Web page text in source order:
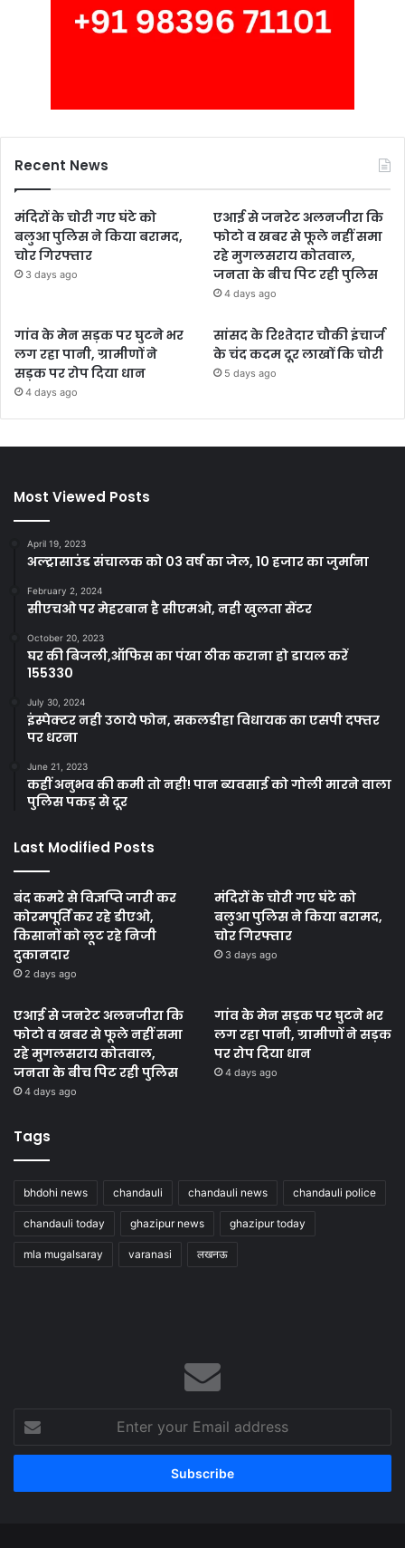
Recent News
मंदिरों के चोरी गए घंटे को
बलुआ पुलिस ने किया बरामद,
चोर गिरफ्तार
3 days ago
एआई से जनरेट अलनजीरा कि
फोटो व खबर से फूले नहीं समा
रहे मुगलसराय कोतवाल,
जनता के बीच पिट रही पुलिस
4 days ago
गांव के मेन सड़क पर घुटने भर
लग रहा पानी, ग्रामीणों ने
सड़क पर रोप दिया धान
4 days ago
सांसद के रिश्तेदार चौकी इंचार्ज
के चंद कदम दूर लाखों कि चोरी
5 days ago
Most Viewed Posts
April 19, 2023
अल्ट्रासाउंड संचालक को 03 वर्ष का जेल, 10 हजार का जुर्माना
February 2, 2024
सीएचओ पर मेहरबान है सीएमओ, नही खुलता सेंटर
October 20, 2023
घर की बिजली,ऑफिस का पंखा ठीक कराना हो डायल करें
155330
July 30, 2024
इंस्पेक्टर नही उठाये फोन, सकलडीहा विधायक का एसपी दफ्तर
पर धरना
June 21, 2023
कहीं अनुभव की कमी तो नही! पान ब्यवसाई को गोली मारने वाला
पुलिस पकड़ से दूर
Last Modified Posts
बंद कमरे से विज्ञप्ति जारी कर
कोरमपूर्ति कर रहे डीएओ,
किसानों को लूट रहे निजी
दुकानदार
2 days ago
मंदिरों के चोरी गए घंटे को
बलुआ पुलिस ने किया बरामद,
चोर गिरफ्तार
3 days ago
एआई से जनरेट अलनजीरा कि
फोटो व खबर से फूले नहीं समा
रहे मुगलसराय कोतवाल,
जनता के बीच पिट रही पुलिस
4 days ago
गांव के मेन सड़क पर घुटने भर
लग रहा पानी, ग्रामीणों ने सड़क
पर रोप दिया धान
4 days ago
Tags
bhdohi news chandauli chandauli news chandauli police
chandauli today ghazipur news ghazipur today
mla mugalsaray varanasi लखनऊ
your
Email